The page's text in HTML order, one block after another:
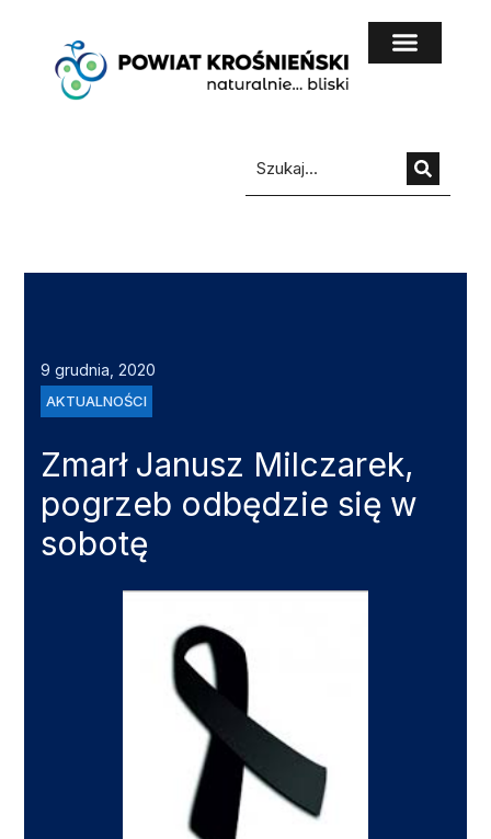
9 grudnia, 2020
AKTUALNOŚCI
Zmarł Janusz Milczarek,
pogrzeb odbędzie się w
sobotę